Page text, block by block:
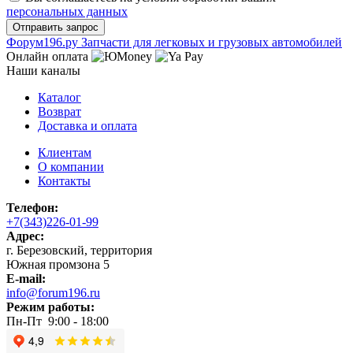
персональных данных
Фoрум196.ру Запчасти для легковых и грузовых автомобилей
Онлайн оплата
Наши каналы
Каталог
Возврат
Доставка и оплата
Клиентам
О компании
Контакты
Телефон:
+7(343)226-01-99
Адрес:
г. Березовский, территория
Южная промзона 5
E-mail:
info@forum196.ru
Режим работы:
Пн-Пт 9:00 - 18:00